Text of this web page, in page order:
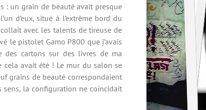
: un grain de beauté avait presque
d’eux, situé à l’extrême bord du
avec les talents de tireuse de
le pistolet Gamo P800 que j’avais
cartons sur des livres de ma
avait été ! Le mur du salon se
grains de beauté correspondaient
sens, la configuration ne coïncidait